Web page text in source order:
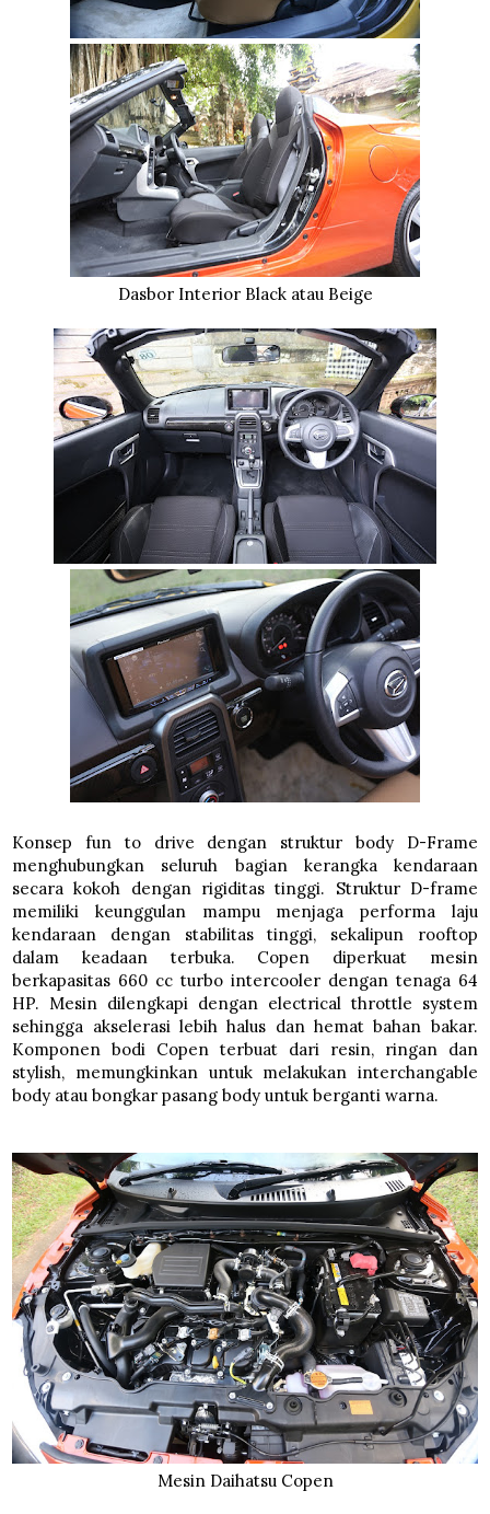
Dasbor Interior Black atau Beige
Konsepfun to drive dengan struktur body D-Frame
menghubungkan seluruh bagian kerangka kendaraan
secara kokoh dengan rigiditas tinggi. Struktur D-frame
memiliki keunggulan mampu menjaga performa laju
kendaraan dengan stabilitas tinggi, sekalipun rooftop
dalam keadaan terbuka. Copen diperkuat mesin
berkapasitas 660 cc turbo intercooler dengan tenaga 64
HP. Mesin dilengkapi dengan electrical throttle system
sehingga akselerasi lebih halus dan hemat bahan bakar.
Komponen bodi Copen terbuat dari resin, ringan dan
stylish, memungkinkan untuk melakukan interchangable
body atau bongkar pasang body untuk berganti warna.
Mesin Daihatsu Copen